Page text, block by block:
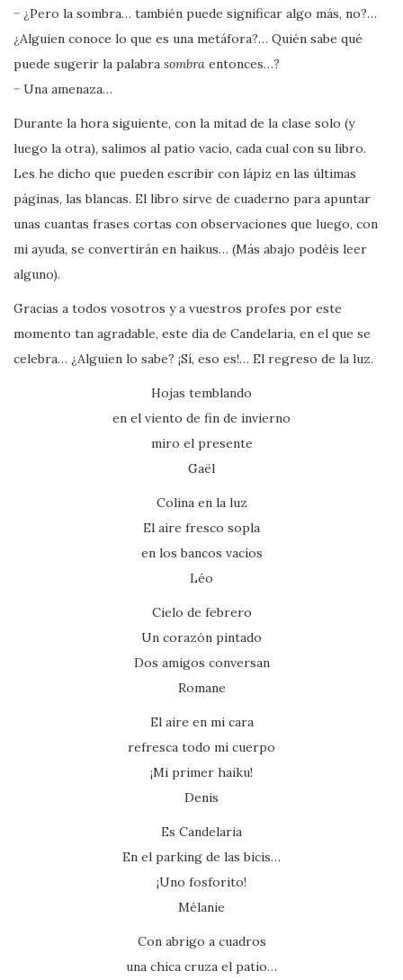
− ¿Pero la sombra… también puede significar algo más, no?…
¿Alguien conoce lo que es una metáfora?… Quién sabe qué
puede sugerir la palabra sombra entonces…?
− Una amenaza…
Durante la hora siguiente, con la mitad de la clase solo (y
luego la otra), salimos al patio vacío, cada cual con su libro.
Les he dicho que pueden escribir con lápiz en las últimas
páginas, las blancas. El libro sirve de cuaderno para apuntar
unas cuantas frases cortas con observaciones que luego, con
mi ayuda, se convertirán en haikus… (Más abajo podéis leer
alguno).
Gracias a todos vosotros y a vuestros profes por este
momento tan agradable, este día de Candelaria, en el que se
celebra… ¿Alguien lo sabe? ¡Sí, eso es!… El regreso de la luz.
Hojas temblando
en el viento de fin de invierno
miro el presente
Gaël
Colina en la luz
El aire fresco sopla
en los bancos vacíos
Léo
Cielo de febrero
Un corazón pintado
Dos amigos conversan
Romane
El aire en mi cara
refresca todo mi cuerpo
¡Mi primer haiku!
Denis
Es Candelaria
En el parking de las bicis…
¡Uno fosforito!
Mélanie
Con abrigo a cuadros
una chica cruza el patio…